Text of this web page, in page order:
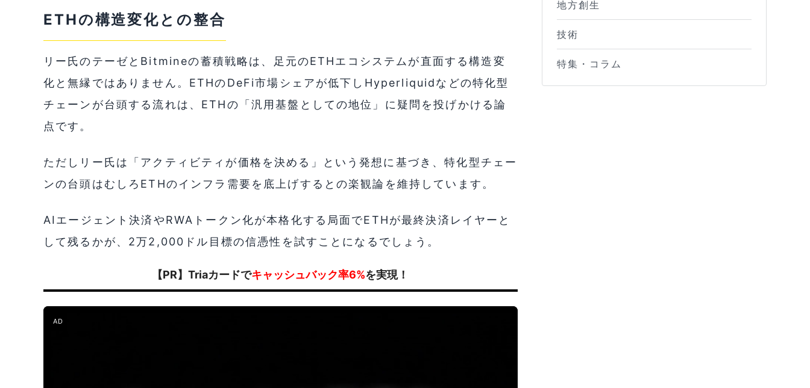
ETHの構造変化との整合
リー氏のテーゼとBitmineの蓄積戦略は、足元のETHエコシステムが直面する構造変
化と無縁ではありません。ETHのDeFi市場シェアが低下しHyperliquidなどの特化型
チェーンが台頭する流れは、ETHの「汎用基盤としての地位」に疑問を投げかける論
点です。
ただしリー氏は「アクティビティが価格を決める」という発想に基づき、特化型チェー
ンの台頭はむしろETHのインフラ需要を底上げするとの楽観論を維持しています。
AIエージェント決済やRWAトークン化が本格化する局面でETHが最終決済レイヤーと
して残るかが、2万2,000ドル目標の信憑性を試すことになるでしょう。
【PR】Triaカードでキャッシュバック率6%を実現！
AD
地方創生
技術
特集・コラム